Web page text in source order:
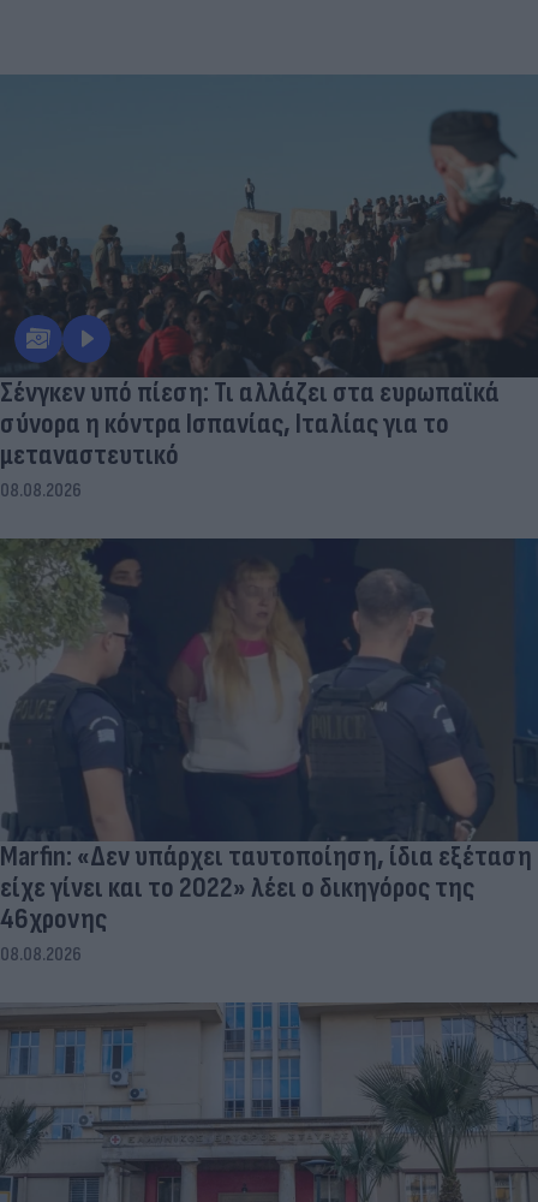
Σένγκεν υπό πίεση: Τι αλλάζει στα ευρωπαϊκά
σύνορα η κόντρα Ισπανίας, Ιταλίας για το
μεταναστευτικό
08.08.2026
Marfin: «Δεν υπάρχει ταυτοποίηση, ίδια εξέταση
είχε γίνει και το 2022» λέει ο δικηγόρος της
46χρονης
08.08.2026